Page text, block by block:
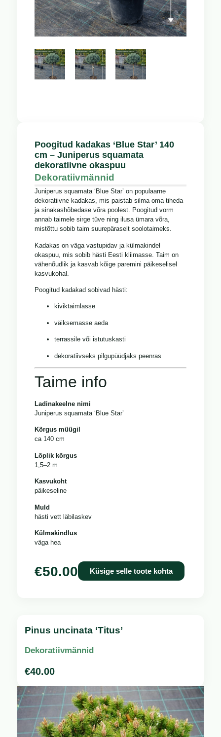
Poogitud kadakas ‘Blue Star’ 140
cm – Juniperus squamata
dekoratiivne okaspuu
Dekoratiivmännid
Juniperus squamata ‘Blue Star’ on populaarne
dekoratiivne kadakas, mis paistab silma oma tiheda
ja sinakashõbedase võra poolest. Poogitud vorm
annab taimele sirge tüve ning ilusa ümara võra,
mistõttu sobib taim suurepäraselt soolotaimeks.
Kadakas on väga vastupidav ja külmakindel
okaspuu, mis sobib hästi Eesti kliimasse. Taim on
vähenõudlik ja kasvab kõige paremini päikeselisel
kasvukohal.
Poogitud kadakad sobivad hästi:
kiviktaimlasse
väiksemasse aeda
terrassile või istutuskasti
dekoratiivseks pilgupüüdjaks peenras
Taime info
Ladinakeelne nimi
Juniperus squamata ‘Blue Star’
Kõrgus müügil
ca 140 cm
Lõplik kõrgus
1,5–2 m
Kasvukoht
päikeseline
Muld
hästi vett läbilaskev
Külmakindlus
väga hea
€50.00 Küsige selle toote kohta
Pinus uncinata ‘Titus’
Dekoratiivmännid
€40.00